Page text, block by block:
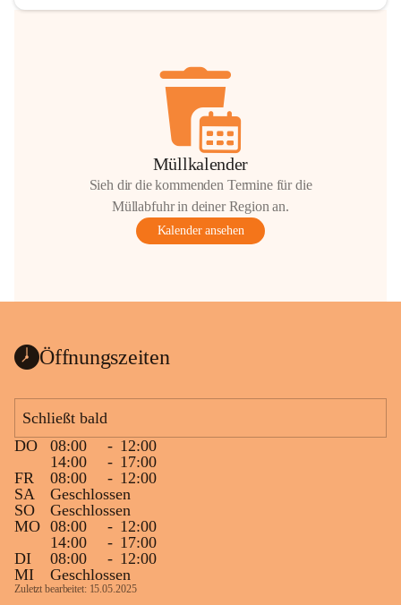
Müllkalender
Sieh dir die kommenden Termine für die
Müllabfuhr in deiner Region an.
Kalender ansehen
Öffnungszeiten
Schließt bald
DO
08:00 - 12:00
14:00
- 17:00
FR
08:00 - 12:00
SA
Geschlossen
SO
Geschlossen
MO 08:00 - 12:00
14:00
- 17:00
DI
08:00 - 12:00
MI
Geschlossen
Zuletzt bearbeitet: 15.05.2025